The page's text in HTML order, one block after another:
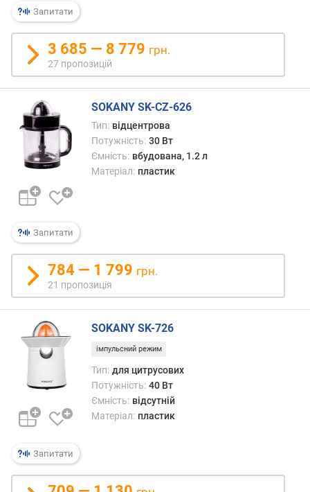
а
д
а
т
о
ю
о
д
в
а
н
з
а
к
і
л
ь
к
і
ю
р
о
о
з
и
Запитати
3 685 — 8 779 грн.
27 пропозицій
Запитати
SOKANY SK-CZ-626
Тип: відцентрова
Потужність: 30 Вт
Ємність: вбудована, 1.2 л
Матеріал: пластик
784 — 1 799 грн.
21 пропозиція
Запитати
SOKANY SK-726
імпульсний режим
Тип: для цитрусових
Потужність: 40 Вт
Ємність: відсутній
Матеріал: пластик